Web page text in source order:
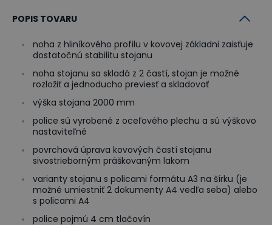
POPIS TOVARU
noha z hliníkového profilu v kovovej základni zaisťuje
dostatočnú stabilitu stojanu
noha stojanu sa skladá z 2 častí, stojan je možné
rozložiť a jednoducho previesť a skladovať
výška stojana 2000 mm
police sú vyrobené z oceľového plechu a sú výškovo
nastaviteľné
povrchová úprava kovových častí stojanu
sivostrieborným práškovaným lakom
varianty stojanu s policami formátu A3 na šírku (je
možné umiestniť 2 dokumenty A4 vedľa seba) alebo
s policami A4
police pojmú 4 cm tlačovín